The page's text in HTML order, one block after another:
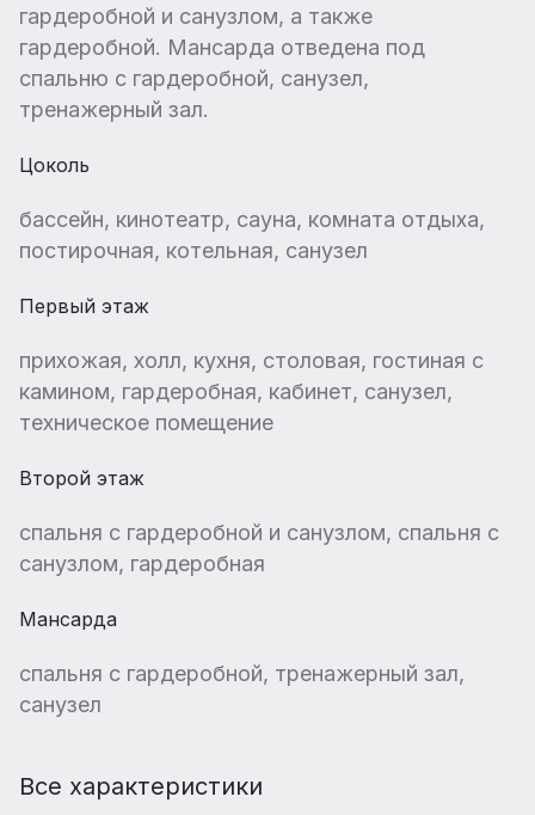
гардеробной и санузлом, а также
гардеробной. Мансарда отведена под
спальню с гардеробной, санузел,
тренажерный зал.
Цоколь
бассейн, кинотеатр, сауна, комната отдыха,
постирочная, котельная, санузел
Первый этаж
прихожая, холл, кухня, столовая, гостиная с
камином, гардеробная, кабинет, санузел,
техническое помещение
Второй этаж
спальня с гардеробной и санузлом, спальня с
санузлом, гардеробная
Мансарда
спальня с гардеробной, тренажерный зал,
санузел
Все характеристики